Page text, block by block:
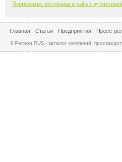
Черноземье: рестораны и кафе с
Главная Статьи Предприятия Пресс-
© Регион RUS - каталог компаний,